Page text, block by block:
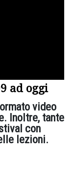
ad oggi
video
Inoltre, tante
con